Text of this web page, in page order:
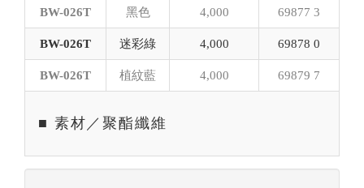
BW-026T 黑色 4,000 69877 3
BW-026T 迷彩綠 4,000 69878 0
BW-026T 植紋藍 4,000 69879 7
■ 素材／聚酯纖維